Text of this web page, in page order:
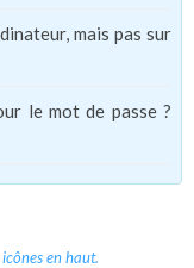
mais pas sur
le mot de passe ?
en haut.